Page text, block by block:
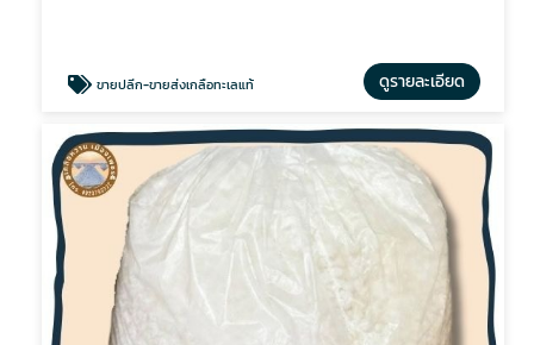
ขายปลีก-ขายส่งเกลือทะเลแท้ ดูรายละเอียด